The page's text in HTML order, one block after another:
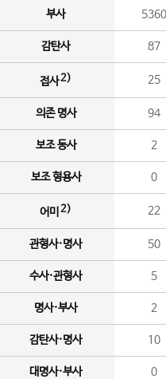
부사 5360
감탄사 87
접사2) 25
의존 명사 94
보조 동사 2
보조 형용사 0
어미 2) 22
관형사·명사 50
수사·관형사 5
명사·부사 2
감탄사·명사 10
대명사·부사 0